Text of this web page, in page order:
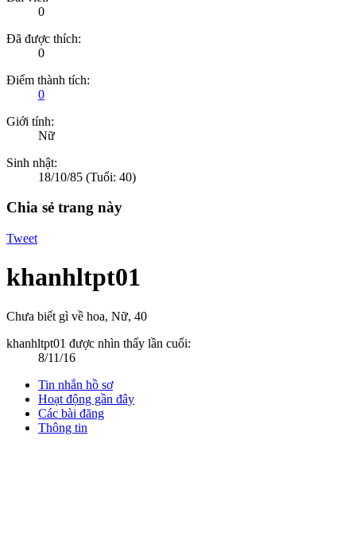
0
Đã được thích:
0
Điểm thành tích:
0
Giới tính:
Nữ
Sinh nhật:
18/10/85 (Tuổi: 40)
Chia sẻ trang này
Tweet
khanhltpt01
Chưa biết gì về hoa, Nữ, 40
khanhltpt01 được nhìn thấy lần cuối:
8/11/16
Tin nhắn hồ sơ
Hoạt động gần đây
Các bài đăng
Thông tin